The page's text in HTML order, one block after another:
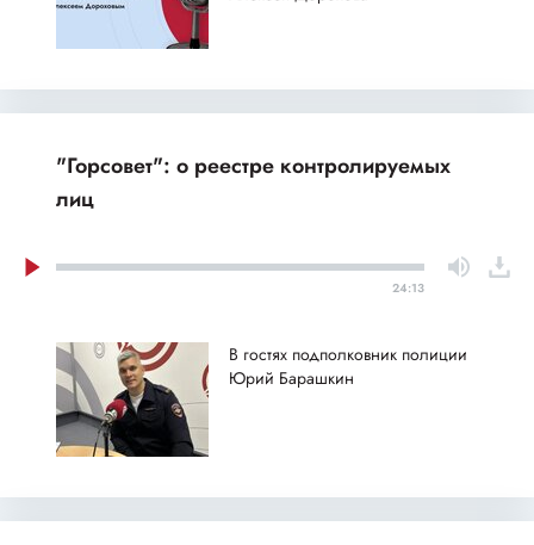
"Горсовет": о реестре контролируемых
лиц
24:13
В гостях подполковник полиции
Юрий Барашкин